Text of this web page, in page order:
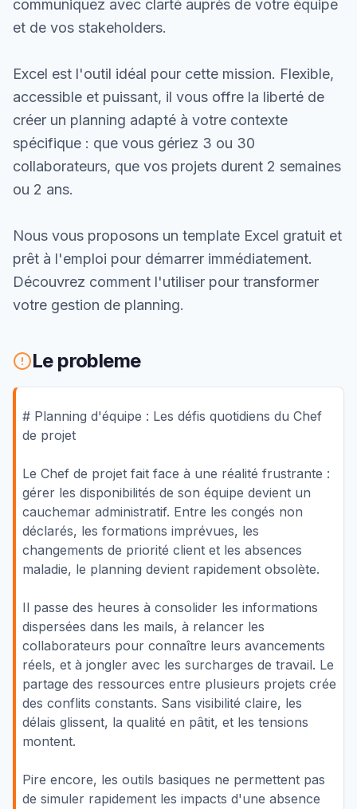
communiquez avec clarté auprès de votre équipe
et de vos stakeholders.
Excel est l'outil idéal pour cette mission. Flexible,
accessible et puissant, il vous offre la liberté de
créer un planning adapté à votre contexte
spécifique : que vous gériez 3 ou 30
collaborateurs, que vos projets durent 2 semaines
ou 2 ans.
Nous vous proposons un template Excel gratuit et
prêt à l'emploi pour démarrer immédiatement.
Découvrez comment l'utiliser pour transformer
votre gestion de planning.
Le probleme
# Planning d'équipe : Les défis quotidiens du Chef
de projet
Le Chef de projet fait face à une réalité frustrante :
gérer les disponibilités de son équipe devient un
cauchemar administratif. Entre les congés non
déclarés, les formations imprévues, les
changements de priorité client et les absences
maladie, le planning devient rapidement obsolète.
Il passe des heures à consolider les informations
dispersées dans les mails, à relancer les
collaborateurs pour connaître leurs avancements
réels, et à jongler avec les surcharges de travail. Le
partage des ressources entre plusieurs projets crée
des conflits constants. Sans visibilité claire, les
délais glissent, la qualité en pâtit, et les tensions
montent.
Pire encore, les outils basiques ne permettent pas
de simuler rapidement les impacts d'une absence